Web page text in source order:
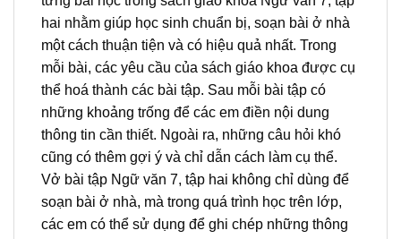
hai nhằm giúp học sinh chuẩn bị, soạn bài ở nhà
một cách thuận tiện và có hiệu quả nhất. Trong
mỗi bài, các yêu cầu của sách giáo khoa được cụ
thể hoá thành các bài tập. Sau mỗi bài tập có
những khoảng trống để các em điền nội dung
thông tin cần thiết. Ngoài ra, những câu hỏi khó
cũng có thêm gợi ý và chỉ dẫn cách làm cụ thể.
Vở bài tập Ngữ văn 7, tập hai không chỉ dùng để
soạn bài ở nhà, mà trong quá trình học trên lớp,
các em có thể sử dụng để ghi chép những thông